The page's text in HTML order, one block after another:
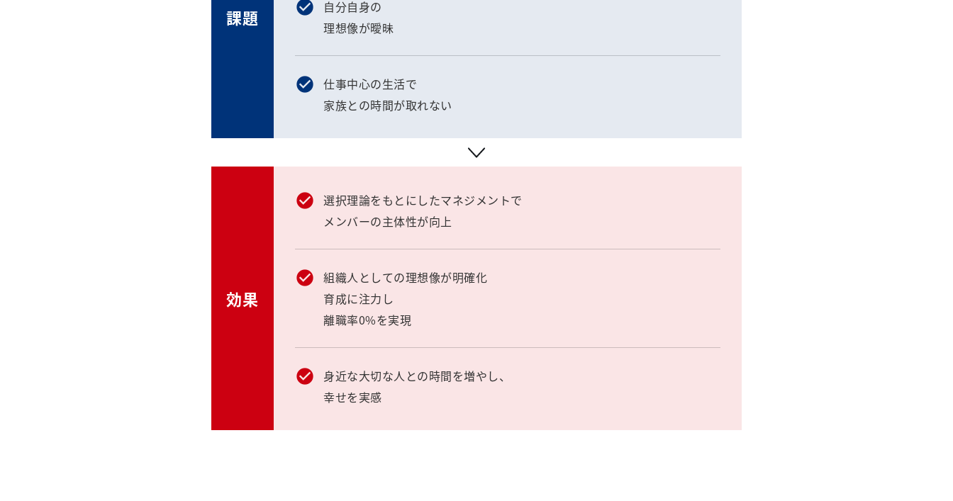
課題
自分自身の
理想像が曖昧
仕事中心の生活で
家族との時間が取れない
効果
選択理論をもとにしたマネジメントで
メンバーの主体性が向上
組織人としての理想像が明確化
育成に注力し
離職率0%を実現
身近な大切な人との時間を増やし、
幸せを実感